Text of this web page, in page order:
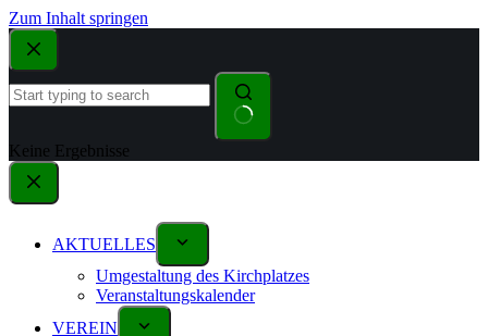
Zum Inhalt springen
Keine Ergebnisse
AKTUELLES
Umgestaltung des Kirchplatzes
Veranstaltungskalender
VEREIN